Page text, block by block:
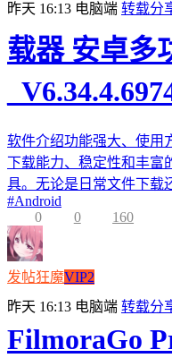
昨天 16:13 电脑端 转载分
载器 安卓多
软件介绍功能强大、使用
下载能力、稳定性和丰富
具。无论是日常文件下载
#Android
0
0 160
发帖狂魔VIP2
昨天 16:13 电脑端 转载分
FilmoraGo